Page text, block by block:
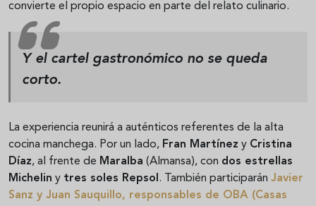
convierte el propio espacio en parte del relato culinario.
Y el cartel gastronómico no se queda
corto.
La experiencia reunirá a auténticos referentes de la alta
cocina manchega. Por un lado, Fran Martínez y Cristina
Díaz, al frente de Maralba (Almansa), con dos estrellas
Michelin y tres soles Repsol. También participarán Javier
Sanz y Juan Sauquillo, responsables de OBA (Casas